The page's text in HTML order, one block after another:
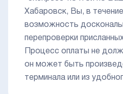
Хабаровск, Вы, в
возможность
перепроверки
Процесс оплаты не
он может быть
терминала или из